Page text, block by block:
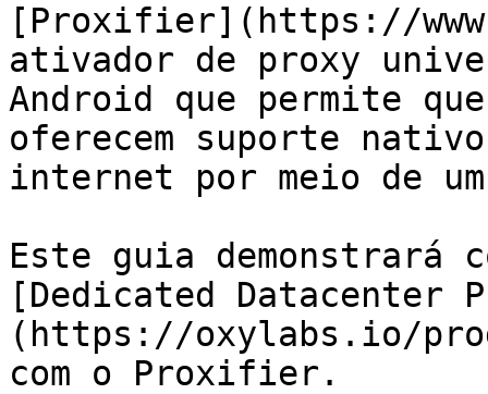
[Proxifier](https://
ativador de proxy
Android que permite
oferecem suporte
internet por meio de
Este guia demonstrará
[Dedicated Datacenter
(https://oxylabs.io/
com o Proxifier.